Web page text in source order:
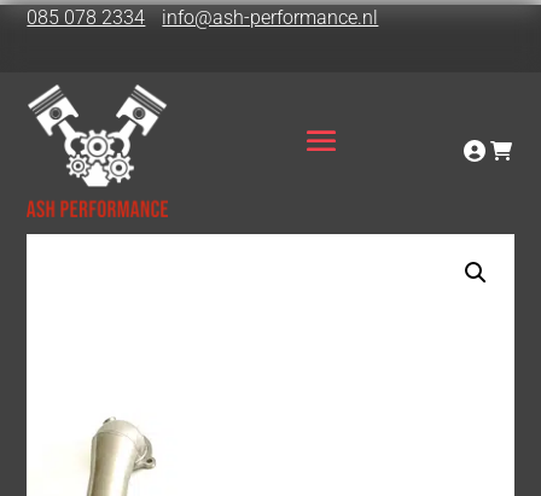
085 078 2334 info@ash-performance.nl